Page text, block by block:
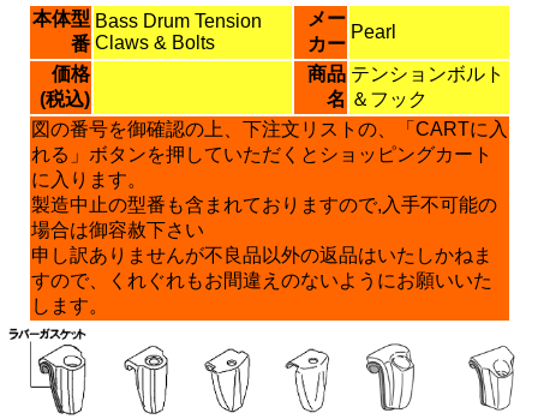
本体型
番
Bass Drum Tension
Claws & Bolts
メー
カー
Pearl
価格
(税込)
商品
名
テンションボルト
＆フック
図の番号を御確認の上、下注文リストの、「CARTに入
れる」ボタンを押していただくとショッピングカート
に入ります。
製造中止の型番も含まれておりますので,入手不可能の
場合は御容赦下さい
申し訳ありませんが不良品以外の返品はいたしかねま
すので、くれぐれもお間違えのないようにお願いいた
します。